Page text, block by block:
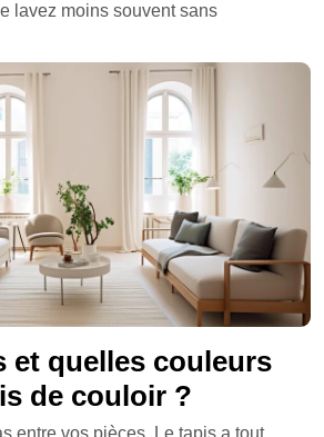
lavez moins souvent sans
et quelles couleurs
de couloir ?
entre vos pièces. Le tapis a tout